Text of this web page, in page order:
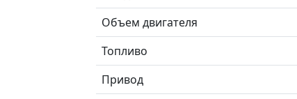
Объем двигателя
Топливо
Привод